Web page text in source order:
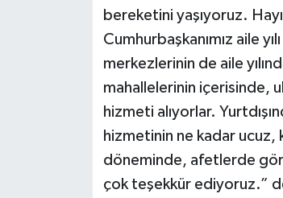
bereketini yaşıyoruz.
Cumhurbaşkanımız aile
merkezlerinin de aile
mahallelerinin içerisinde,
hizmeti alıyorlar.
hizmetinin ne kadar ucuz,
döneminde, afetlerde
çok teşekkür ediyoruz.”